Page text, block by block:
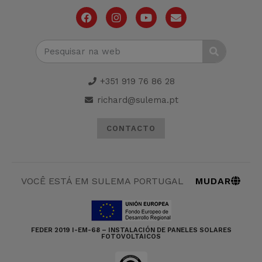
+351 919 76 86 28
richard@sulema.pt
CONTACTO
VOCÊ ESTÁ EM SULEMA PORTUGAL MUDAR
FEDER 2019 I-EM-68 – INSTALACIÓN DE PANELES SOLARES
FOTOVOLTAICOS